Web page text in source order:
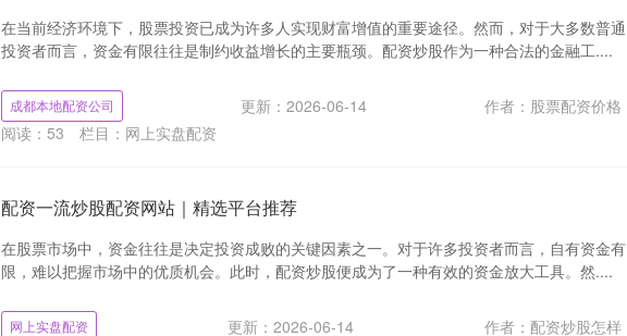
在当前经济环境下，股票投资已成为许多人实现财富增值的重要途径。然而，对于大多数普通
投资者而言，资金有限往往是制约收益增长的主要瓶颈。配资炒股作为一种合法的金融工....
成都本地配资公司 更新：2026-06-14
作者：股票配资价格
阅读： 53 栏目： 网上实盘配资
配资一流炒股配资网站｜精选平台推荐
在股票市场中，资金往往是决定投资成败的关键因素之一。对于许多投资者而言，自有资金有
限，难以把握市场中的优质机会。此时，配资炒股便成为了一种有效的资金放大工具。然....
网上实盘配资 更新：2026-06-14
作者：配资炒股怎样